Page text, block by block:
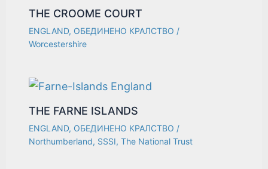
THE CROOME COURT
ENGLAND, ОБЕДИНЕНО КРАЛСТВО /
Worcestershire
THE FARNE ISLANDS
ENGLAND, ОБЕДИНЕНО КРАЛСТВО /
Northumberland, SSSI,The National Trust